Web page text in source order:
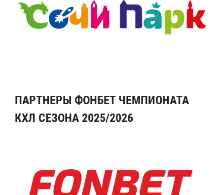
ПАРТНЕРЫ ФОНБЕТ ЧЕМПИОНАТА
КХЛ СЕЗОНА 2025/2026